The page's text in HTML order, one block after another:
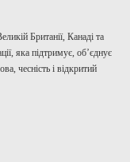
Британії, Канаді та
яка підтримує, об’єднує
чесність і відкритий